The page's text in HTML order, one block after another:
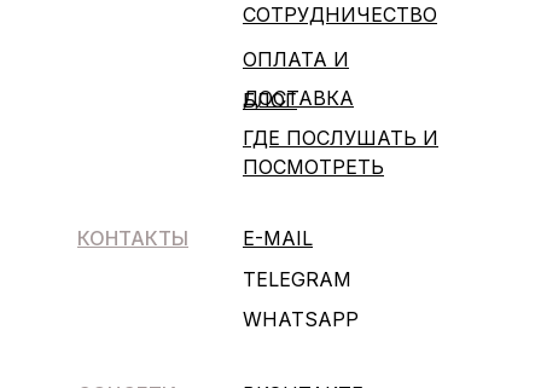
КОНТАКТЫ
ОПЛАТА И
ДОСТАВКА
СОТРУДНИЧЕСТВО
БЛОГ
E-MAIL
TELEGRAM
WHATSAPP
ГДЕ ПОСЛУШАТЬ И
ПОСМОТРЕТЬ